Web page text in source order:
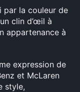
par la couleur de
clin d’œil à
appartenance à
expression de
et McLaren
style,